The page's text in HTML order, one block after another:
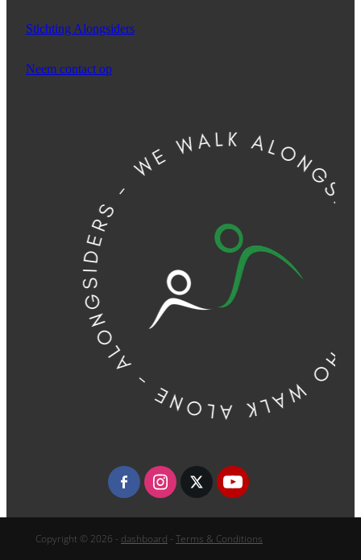
Stichting Alongsiders
Neem contact op
Copyright © 2026 - dashboard - Terms & Conditions